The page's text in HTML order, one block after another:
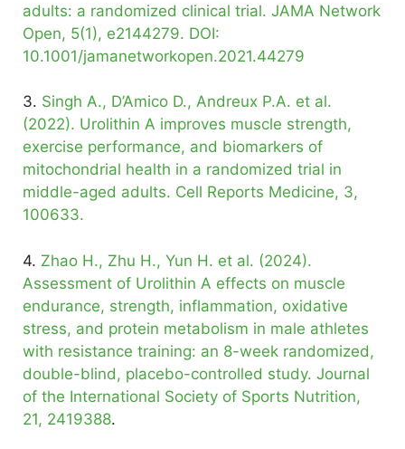
adults: a randomized clinical trial. JAMA Network
Open, 5(1), e2144279. DOI:
10.1001/jamanetworkopen.2021.44279
3. Singh A., D’Amico D., Andreux P.A. et al.
(2022). Urolithin A improves muscle strength,
exercise performance, and biomarkers of
mitochondrial health in a randomized trial in
middle-aged adults. Cell Reports Medicine, 3,
100633.
4. Zhao H., Zhu H., Yun H. et al. (2024).
Assessment of Urolithin A effects on muscle
endurance, strength, inflammation, oxidative
stress, and protein metabolism in male athletes
with resistance training: an 8-week randomized,
double-blind, placebo-controlled study. Journal
of the International Society of Sports Nutrition,
21, 2419388.